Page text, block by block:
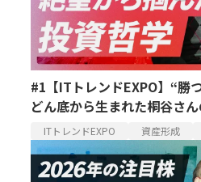
#1【ITトレンドEXPO】“勝
どん底から生まれた桐谷さ
ITトレンドEXPO 資産形成